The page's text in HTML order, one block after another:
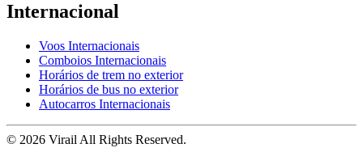
Internacional
Voos Internacionais
Comboios Internacionais
Horários de trem no exterior
Horários de bus no exterior
Autocarros Internacionais
© 2026 Virail All Rights Reserved.